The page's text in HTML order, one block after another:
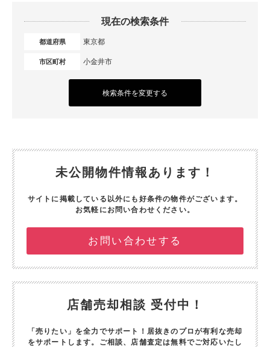
現在の検索条件
都道府県 東京都
市区町村 小金井市
検索条件を変更する
未公開物件情報あります！
サイトに掲載している以外にも好条件の物件がございます。
お気軽にお問い合わせください。
お問い合わせする
店舗売却相談 受付中！
「売りたい」を全力でサポート！ 居抜きのプロが有利な売却
をサポートします。 ご相談、店舗査定は無料でご対応いたし